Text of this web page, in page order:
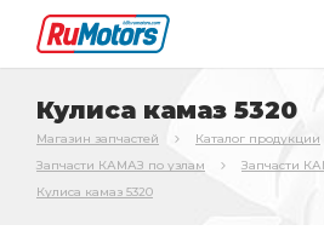
Кулиса камаз 5320
Магазин запчастей Каталог продукции
Запчасти КАМАЗ по узлам
Запчасти
Кулиса камаз 5320